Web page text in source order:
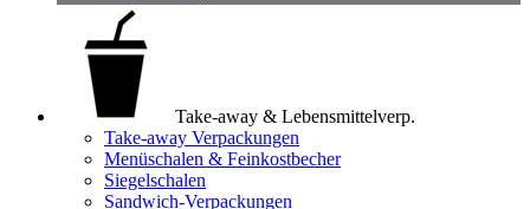
Take-away & Lebensmittelverp.
Take-away Verpackungen
Menüschalen & Feinkostbecher
Siegelschalen
Sandwich-Verpackungen